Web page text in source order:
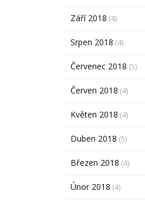
Září 2018 (4)
Srpen 2018 (4)
Červenec 2018 (5)
Červen 2018 (4)
Květen 2018 (4)
Duben 2018 (5)
Březen 2018 (4)
Únor 2018 (4)